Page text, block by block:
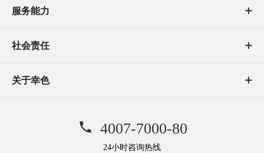
服务能力 
社会责任 
关于幸色 
 4007-7000-80
24小时咨询热线